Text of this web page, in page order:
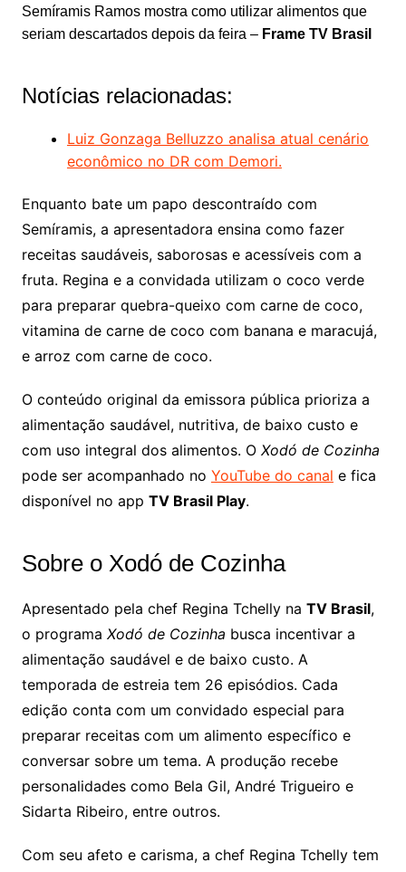
Semíramis Ramos mostra como utilizar alimentos que
seriam descartados depois da feira – Frame TV Brasil
Notícias relacionadas:
Luiz Gonzaga Belluzzo analisa atual cenário
econômico no DR com Demori.
Enquanto bate um papo descontraído com
Semíramis, a apresentadora ensina como fazer
receitas saudáveis, saborosas e acessíveis com a
fruta. Regina e a convidada utilizam o coco verde
para preparar quebra-queixo com carne de coco,
vitamina de carne de coco com banana e maracujá,
e arroz com carne de coco.
O conteúdo original da emissora pública prioriza a
alimentação saudável, nutritiva, de baixo custo e
com uso integral dos alimentos. O Xodó de Cozinha
pode ser acompanhado no YouTube do canal e fica
disponível no app TV Brasil Play.
Sobre o Xodó de Cozinha
Apresentado pela chef Regina Tchelly na TV Brasil,
o programa Xodó de Cozinha busca incentivar a
alimentação saudável e de baixo custo. A
temporada de estreia tem 26 episódios. Cada
edição conta com um convidado especial para
preparar receitas com um alimento específico e
conversar sobre um tema. A produção recebe
personalidades como Bela Gil, André Trigueiro e
Sidarta Ribeiro, entre outros.
Com seu afeto e carisma, a chef Regina Tchelly tem